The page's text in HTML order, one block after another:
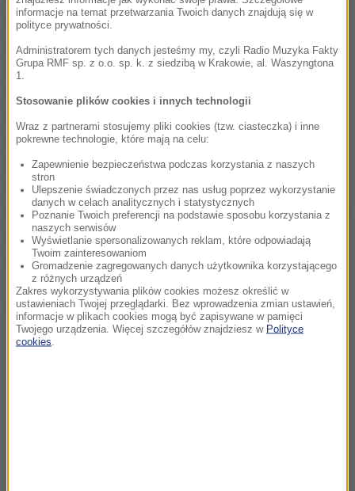
wynika, że właśnie przy najniższych stopniach
zagrożenia lawinowego - pierwszym i drugim -
dochodzi do największej liczby wypadków
lawinowych. Często takie zdarzenia kończą się
zwały ciężkiego śniegu, najważniejszy jest czas
dotarcia do poszkodowanego. Jeżeli ratownikom
uda się dotrzeć do zasypanego w ciągu 15 minut od
zdarzenia, poszkodowany ma największe szanse na
wyjście z wypadku bez większych obrażeń. Później
z każdą minutą szanse na uratowanie maleją.
Dalsza część artykułu pod materiałem video:
informacje na temat przetwarzania Twoich danych znajdują się w
polityce prywatności.
Administratorem tych danych jesteśmy my, czyli Radio Muzyka Fakty
Grupa RMF sp. z o.o. sp. k. z siedzibą w Krakowie, al. Waszyngtona
1.
Stosowanie plików cookies i innych technologii
Wraz z partnerami stosujemy pliki cookies (tzw. ciasteczka) i inne
pokrewne technologie, które mają na celu:
Zapewnienie bezpieczeństwa podczas korzystania z naszych
stron
Ulepszenie świadczonych przez nas usług poprzez wykorzystanie
danych w celach analitycznych i statystycznych
Poznanie Twoich preferencji na podstawie sposobu korzystania z
naszych serwisów
Wyświetlanie spersonalizowanych reklam, które odpowiadają
Twoim zainteresowaniom
Gromadzenie zagregowanych danych użytkownika korzystającego
z różnych urządzeń
Zakres wykorzystywania plików cookies możesz określić w
ustawieniach Twojej przeglądarki. Bez wprowadzenia zmian ustawień,
informacje w plikach cookies mogą być zapisywane w pamięci
Twojego urządzenia. Więcej szczegółów znajdziesz w Polityce
cookies